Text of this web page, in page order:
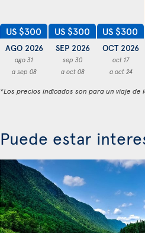
US $300
AGO 2026
ago 31
a sep 08
US $300
SEP 2026
sep 30
a oct 08
US $300
OCT 2026
oct 17
a oct 24
*Los precios indicados son para un viaje
Puede estar